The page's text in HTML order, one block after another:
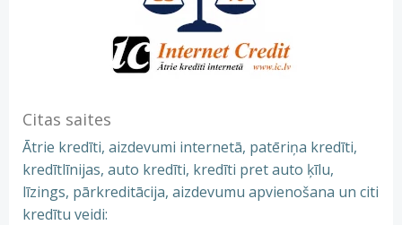
Citas saites
Ātrie kredīti, aizdevumi internetā, patēriņa kredīti,
kredītlīnijas, auto kredīti, kredīti pret auto ķīlu,
līzings, pārkreditācija, aizdevumu apvienošana un citi
kredītu veidi: